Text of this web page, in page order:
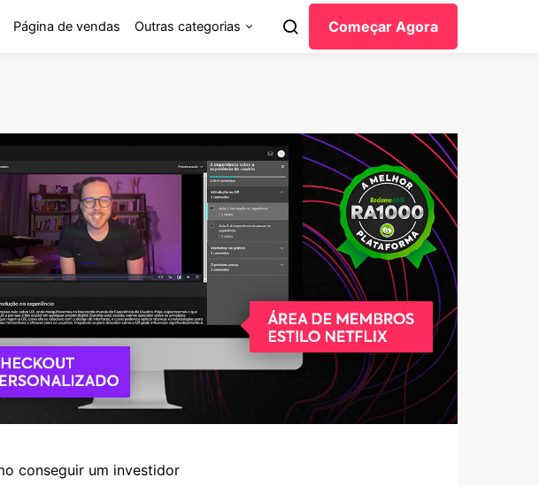
Página de vendas Outras categorias Começar Agora